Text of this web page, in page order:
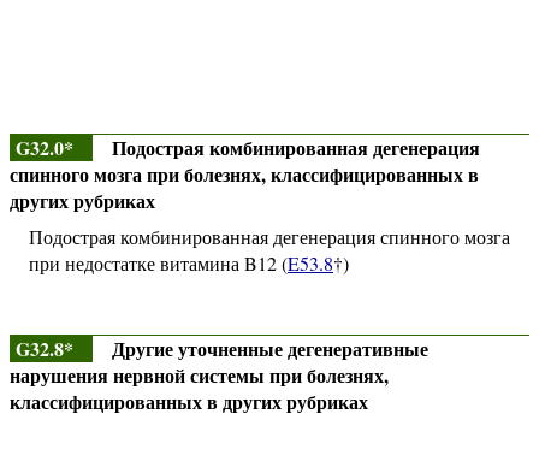
G32.0*
Подострая комбинированная дегенерация
спинного мозга при болезнях, классифицированных в
других рубриках
Подострая комбинированная дегенерация спинного мозга
при недостатке витамина B12 (E53.8†)
G32.8*
Другие уточненные дегенеративные
нарушения нервной системы при болезнях,
классифицированных в других рубриках